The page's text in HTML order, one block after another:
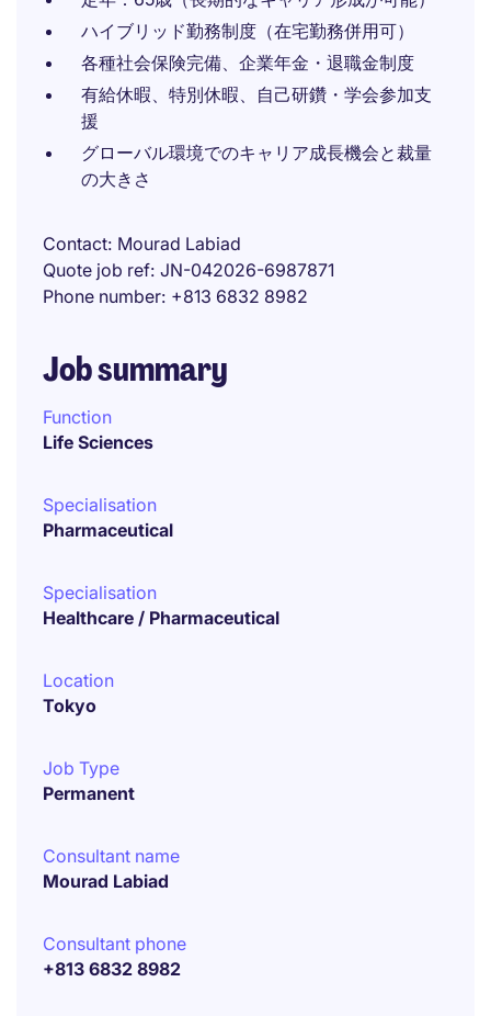
ハイブリッド勤務制度（在宅勤務併用可）
各種社会保険完備、企業年金・退職金制度
有給休暇、特別休暇、自己研鑽・学会参加支
援
グローバル環境でのキャリア成長機会と裁量
の大きさ
Contact Mourad Labiad
Quote job ref JN-042026-6987871
Phone number +813 6832 8982
Job summary
Function
Life Sciences
Specialisation
Pharmaceutical
Specialisation
Healthcare / Pharmaceutical
Location
Tokyo
Job Type
Permanent
Consultant name
Mourad Labiad
Consultant phone
+813 6832 8982